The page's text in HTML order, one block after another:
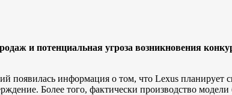
и потенциальная угроза возникновения
появилась информация о том, что Lexus планирует
Более того, фактически производство